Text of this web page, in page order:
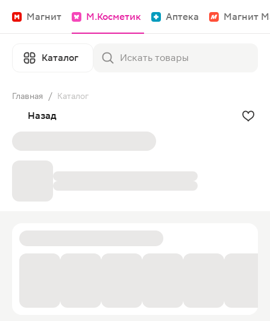
Магнит М.Косметик Аптека Магнит
Каталог
Главная / Каталог
Назад